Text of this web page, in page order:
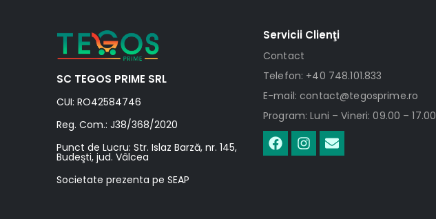
SC TEGOS PRIME SRL
CUI: RO42584746
Reg. Com.: J38/368/2020
Punct de Lucru: Str. Islaz Barză, nr. 145,
Budeşti, jud. Vâlcea
Societate prezenta pe SEAP
Servicii Clienţi
Contact
Telefon: +40 748.101.833
E-mail: contact@tegosprime.ro
Program: Luni – Vineri: 09.00 – 17.00